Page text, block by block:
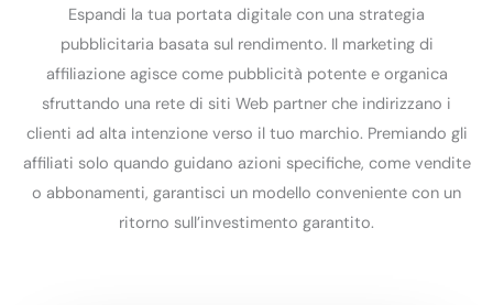
Espandi la tua portata digitale con una strategia
pubblicitaria basata sul rendimento. Il marketing di
affiliazione agisce come pubblicità potente e organica
sfruttando una rete di siti Web partner che indirizzano i
clienti ad alta intenzione verso il tuo marchio. Premiando gli
affiliati solo quando guidano azioni specifiche, come vendite
o abbonamenti, garantisci un modello conveniente con un
ritorno sull’investimento garantito.